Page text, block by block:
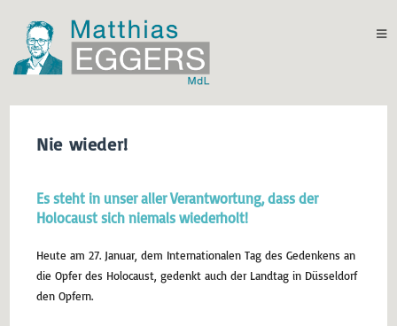
Nie wieder!
Es steht in unser aller Verantwortung, dass der
Holocaust sich niemals wiederholt!
Heute am 27. Januar, dem Internationalen Tag des Gedenkens an
die Opfer des Holocaust, gedenkt auch der Landtag in Düsseldorf
den Opfern.